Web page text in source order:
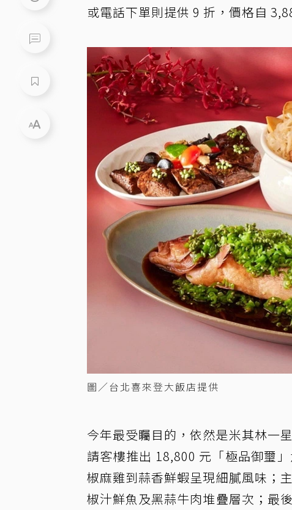
或電話下單則提供 9 折，價格自
圖／台北喜來登大飯店提供
今年最受矚目的，依然是米其林一
請客樓推出 18,800 元「極品御璽
椒麻雞到蒜香鮮蝦呈現細膩風味；
椒汁鮮魚及黑蒜牛肉堆疊層次；最